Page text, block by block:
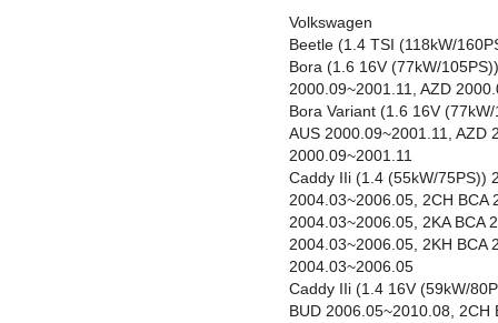
Volkswagen
Beetle (1.4 TSI (118kW/
Bora (1.6 16V (77kW/
2000.09~2001.11, AZD
Bora Variant (1.6 16V
AUS 2000.09~2001.11, AZD
2000.09~2001.11
Caddy IIi (1.4 (55kW/75PS))
2004.03~2006.05, 2CH BCA
2004.03~2006.05, 2KA BCA
2004.03~2006.05, 2KH BCA
2004.03~2006.05
Caddy IIi (1.4 16V (59kW/
BUD 2006.05~2010.08, 2CH